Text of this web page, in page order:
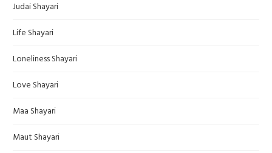
Judai Shayari
Life Shayari
Loneliness Shayari
Love Shayari
Maa Shayari
Maut Shayari